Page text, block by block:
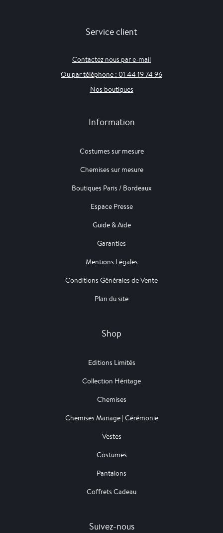
Service client
Contactez nous par e-mail
Ou par téléphone : 01 44 19 74 96
Nos boutiques
Information
Costumes sur mesure
Chemises sur mesure
Boutiques Paris / Bordeaux
Espace Presse
Guide & Aide
Garanties
Mentions Légales
Conditions Générales de Vente
Plan du site
Shop
Editions Limités
Collection Héritage
Chemises
Chemises Mariage | Cérémonie
Vestes
Costumes
Pantalons
Coffrets Cadeau
Suivez-nous